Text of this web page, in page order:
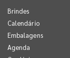
Brindes
Calendário
Embalagens
Agenda